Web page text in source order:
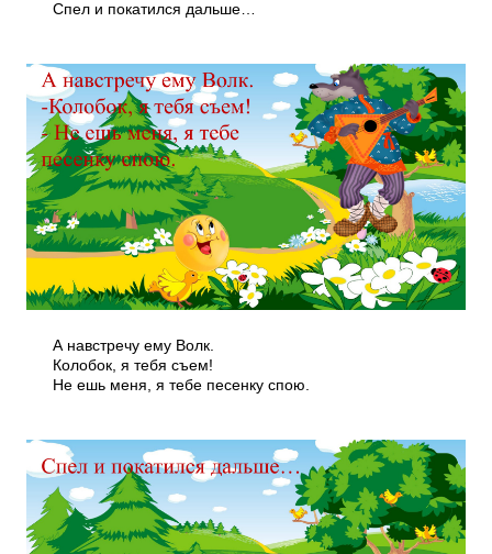
Спел и покатился дальше…
А навстречу ему Волк.
Колобок, я тебя съем!
Не ешь меня, я тебе песенку спою.